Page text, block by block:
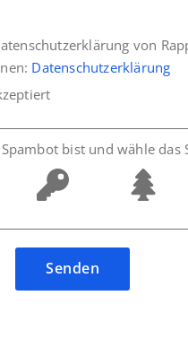
von
Datenschutzerklärung
bist und wähle das